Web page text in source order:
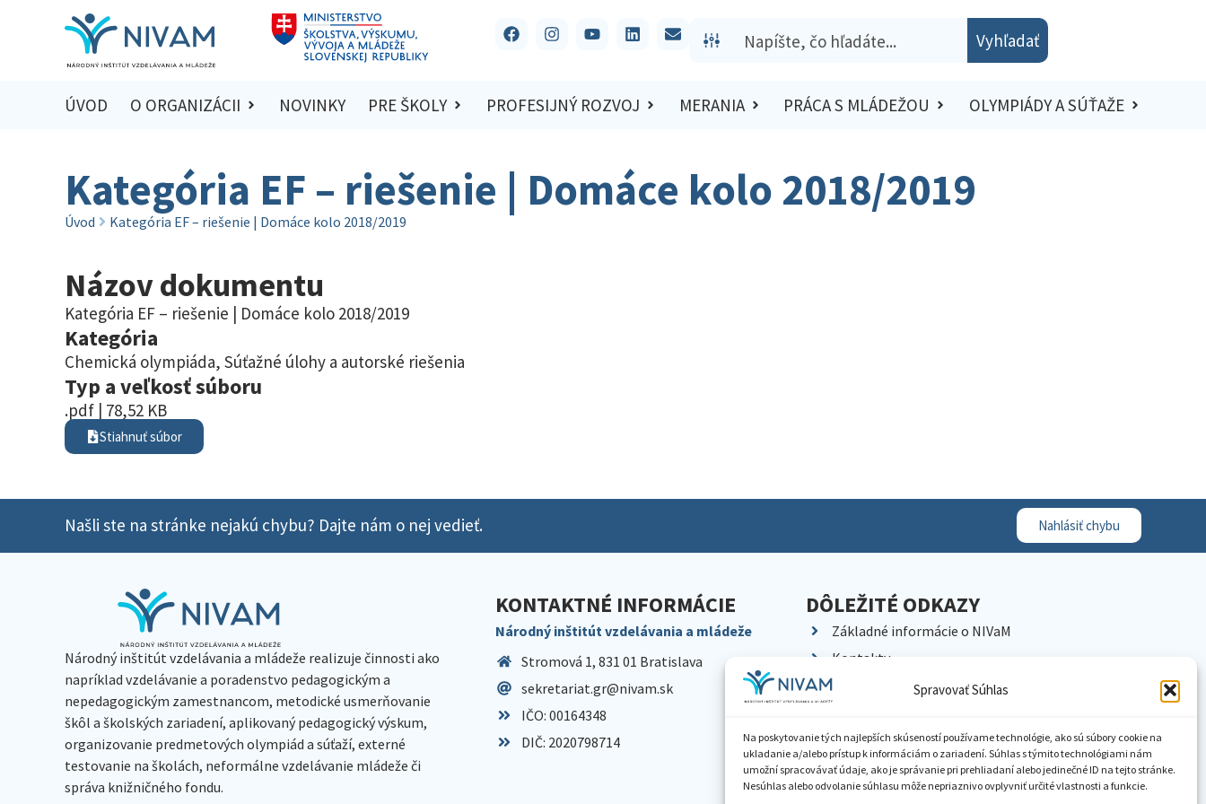
Spravovať Súhlas
Na poskytovanie tých najlepších skúseností používame technológie, ako sú súbory cookie na
ukladanie a/alebo prístup k informáciám o zariadení. Súhlas s týmito technológiami nám
umožní spracovávať údaje, ako je správanie pri prehliadaní alebo jedinečné ID na tejto stránke.
Nesúhlas alebo odvolanie súhlasu môže nepriaznivo ovplyvniť určité vlastnosti a funkcie.
Vyhľadať
ÚVOD O ORGANIZÁCII NOVINKY PRE ŠKOLY PROFESIJNÝ ROZVOJ MERANIA PRÁCA S MLÁDEŽOU OLYMPIÁDY A SÚŤAŽE
Kategória EF – riešenie | Domáce kolo 2018/2019
Úvod Kategória EF – riešenie | Domáce kolo 2018/2019
Názov dokumentu
Kategória EF – riešenie | Domáce kolo 2018/2019
Kategória
Chemická olympiáda, Súťažné úlohy a autorské riešenia
Typ a veľkosť súboru
.pdf | 78,52 KB
Stiahnuť súbor
Našli ste na stránke nejakú chybu? Dajte nám o nej vedieť. Nahlásiť chybu
Národný inštitút vzdelávania a mládeže realizuje činnosti ako
napríklad vzdelávanie a poradenstvo pedagogickým a
nepedagogickým zamestnancom, metodické usmerňovanie
škôl a školských zariadení, aplikovaný pedagogický výskum,
organizovanie predmetových olympiád a súťaží, externé
testovanie na školách, neformálne vzdelávanie mládeže či
správa knižničného fondu.
KONTAKTNÉ INFORMÁCIE
Národný inštitút vzdelávania a mládeže
Stromová 1, 831 01 Bratislava
sekretariat.gr@nivam.sk
IČO: 00164348
DIČ: 2020798714
DÔLEŽITÉ ODKAZY
Základné informácie o NIVaM
Kontakty
Kariéra
Pracoviská NIVaM
Dokumenty inštitúcie
Knižnica